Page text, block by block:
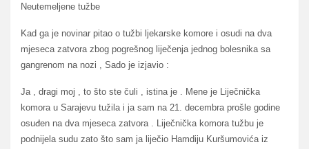
Neutemeljene tužbe
Kad ga je novinar pitao o tužbi ljekarske komore i osudi na dva
mjeseca zatvora zbog pogrešnog liječenja jednog bolesnika sa
gangrenom na nozi , Sado je izjavio :
Ja , dragi moj , to što ste čuli , istina je . Mene je Liječnička
komora u Sarajevu tužila i ja sam na 21. decembra prošle godine
osuđen na dva mjeseca zatvora . Liječnička komora tužbu je
podnijela sudu zato što sam ja liječio Hamdiju Kuršumovića iz